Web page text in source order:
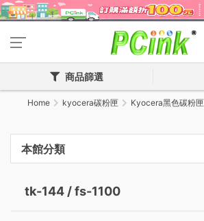
商品篩選
Home kyocera碳粉匣 Kyocera黑色碳粉匣
本館分類
tk-144 / fs-1100